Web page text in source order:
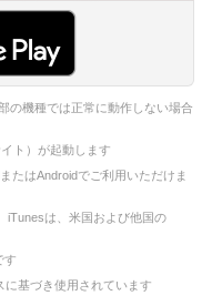
の機種では正常に動作しない場合
ト）が起動します
たはAndroidでご利用いただけま
iTunesは、米国および他国の
す
に基づき使用されています